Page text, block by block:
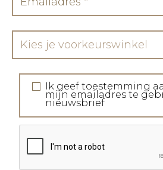
Kies je voorkeurswinkel
Ik geef toestemming
mijn emailadres te
nieuwsbrief